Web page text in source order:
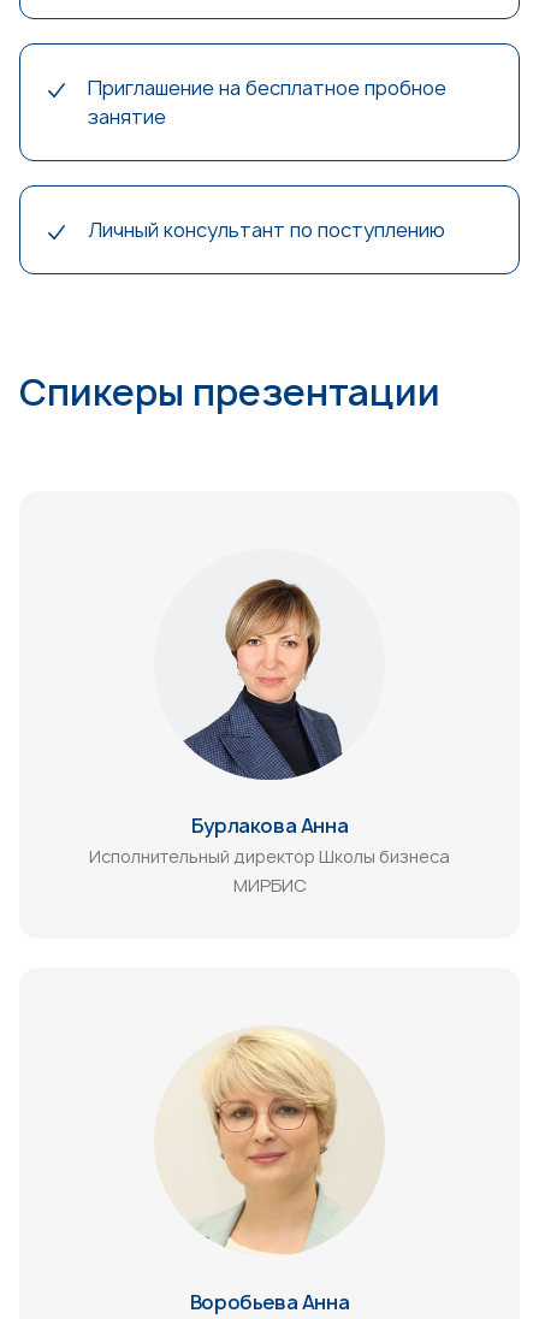
Приглашение на бесплатное пробное
занятие
Личный консультант по поступлению
Спикеры презентации
Бурлакова Анна
Исполнительный директор Школы бизнеса
МИРБИС
Воробьева Анна